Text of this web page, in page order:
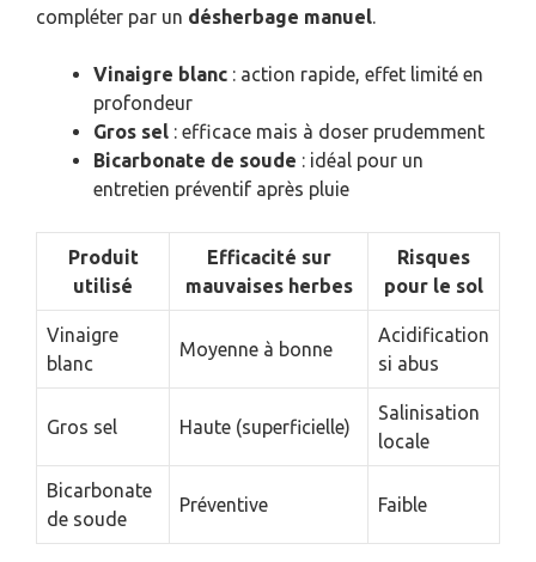
compléter par un désherbage manuel.
Vinaigre blanc : action rapide, effet limité en
profondeur
Gros sel : efficace mais à doser prudemment
Bicarbonate de soude : idéal pour un
entretien préventif après pluie
Produit
utilisé
Efficacité sur
mauvaises herbes
Risques
pour le sol
Vinaigre
blanc
Moyenne à bonne
Acidification
si abus
Gros sel Haute (superficielle)
Salinisation
locale
Bicarbonate
de soude
Préventive Faible